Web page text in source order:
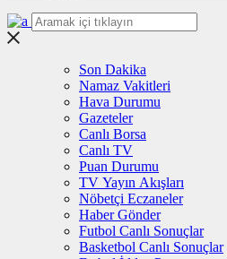
Son Dakika
Namaz Vakitleri
Hava Durumu
Gazeteler
Canlı Borsa
Canlı TV
Puan Durumu
TV Yayın Akışları
Nöbetçi Eczaneler
Haber Gönder
Futbol Canlı Sonuçlar
Basketbol Canlı Sonuçlar